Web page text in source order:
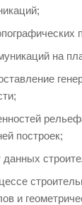
на
построек;
и